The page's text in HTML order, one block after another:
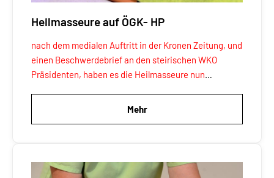
Heilmasseure auf ÖGK- HP
nach dem medialen Auftritt in der Kronen Zeitung, und
einen Beschwerdebrief an den steirischen WKO
Präsidenten, haben es die Heilmasseure nun
Mehr